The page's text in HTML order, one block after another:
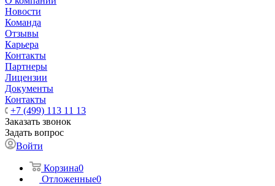
Новости
Команда
Отзывы
Карьера
Контакты
Партнеры
Лицензии
Документы
Контакты
+7 (499) 113 11 13
Заказать звонок
Задать вопрос
Войти
Корзина0
Отложенные0